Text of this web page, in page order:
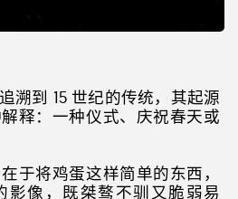
溯到 15 世纪的传统，其起源
释：一种仪式、庆祝春天或
于将鸡蛋这样简单的东西，
影像，既桀骜不驯又脆弱易